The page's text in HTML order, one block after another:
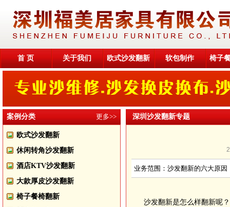
首 页 关于我们 欧式沙发翻新 软包制作 椅子
案例分类 更多>>
欧式沙发翻新
休闲转角沙发翻新
酒店KTV沙发翻新
大款厚皮沙发翻新
椅子餐椅翻新
深圳沙发翻新专题
业务范围：沙发翻新的六大原因
沙发翻新是怎么样翻新呢